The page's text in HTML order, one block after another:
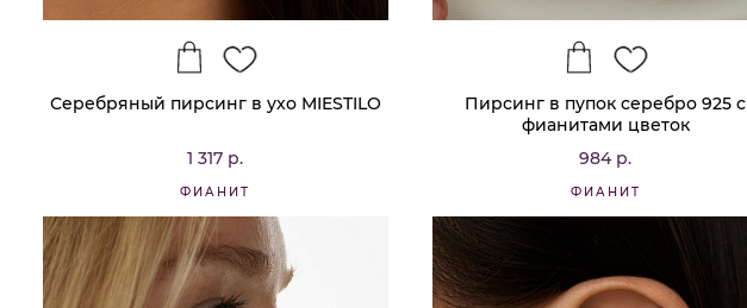
Серебряный пирсинг в ухо MIESTILO
1 317 р.
ФИАНИТ
Пирсинг в пупок серебро 925 с
фианитами цветок
984 р.
ФИАНИТ